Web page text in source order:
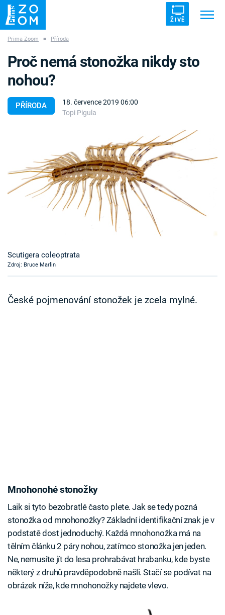
ŽIVĚ
ZÁHADY VETŘELCI DÁVNOVĚKU
Témata
Pořady
TV Program
Sledujte prima+
Prima Zoom ■ Příroda
PŘÍRODA
18. července 2019 06:00
Topi Pigula
Proč nemá stonožka nikdy sto
nohou?
Scutigera coleoptrata
Zdroj: Bruce Marlin
České pojmenování stonožek je zcela mylné.
Mnohonohé stonožky
Laik si tyto bezobratlé často plete. Jak se tedy pozná
stonožka od mnohonožky? Základní identifikační znak je v
podstatě dost jednoduchý. Každá mnohonožka má na
tělním článku 2 páry nohou, zatímco stonožka jen jeden.
Ne, nemusíte jít do lesa prohrabávat hrabanku, kde byste
některý z druhů pravděpodobně našli. Stačí se podívat na
obrázek níže, kde mnohonožky najdete vlevo.